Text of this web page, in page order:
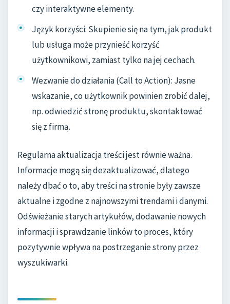
czy interaktywne elementy.
Język korzyści: Skupienie się na tym, jak produkt
lub usługa może przynieść korzyść
użytkownikowi, zamiast tylko na jej cechach.
Wezwanie do działania (Call to Action): Jasne
wskazanie, co użytkownik powinien zrobić dalej,
np. odwiedzić stronę produktu, skontaktować
się z firmą.
Regularna aktualizacja treści jest równie ważna.
Informacje mogą się dezaktualizować, dlatego
należy dbać o to, aby treści na stronie były zawsze
aktualne i zgodne z najnowszymi trendami i danymi.
Odświeżanie starych artykułów, dodawanie nowych
informacji i sprawdzanie linków to proces, który
pozytywnie wpływa na postrzeganie strony przez
wyszukiwarki.